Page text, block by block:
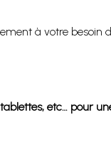
à votre besoin
etc… pour